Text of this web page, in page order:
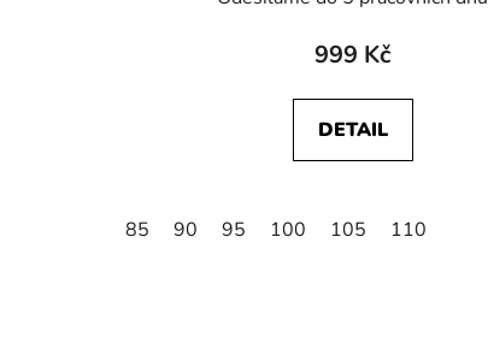
999 Kč
DETAIL
85 90 95 100 105 110